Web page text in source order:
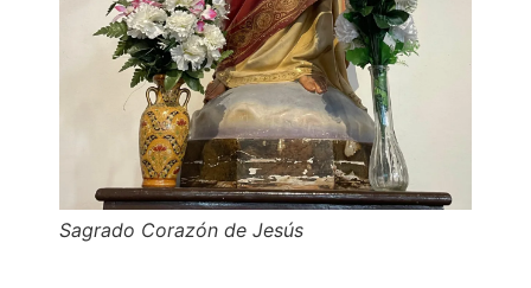
Sagrado Corazón de Jesús